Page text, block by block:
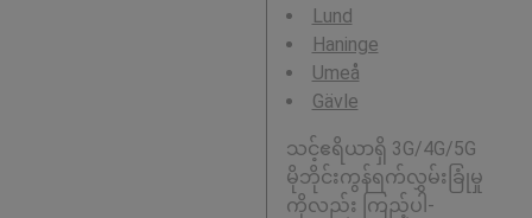
Lund
Haninge
Umeå
Gävle
သင့်ဧရိယာရှိ 3G/4G/5G
မိုဘိုင်းကွန်ရက်လွှမ်းခြုံမှု
ကိုလည်း ကြည့်ပါ-